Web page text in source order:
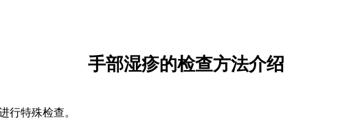
手部湿疹的检查方法介绍
行特殊检查。